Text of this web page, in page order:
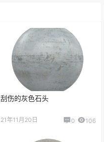
​刮伤的灰色石头
21年11月20日 0 106